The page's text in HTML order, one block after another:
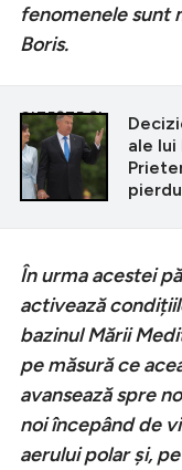
fenomenele sunt
Boris.
CITEȘTE ȘI
ale lui
În urma acestei
activează
bazinul Mării
pe măsură ce
avansează spre
noi începând de
aerului polar și,